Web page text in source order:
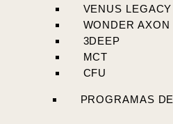
VENUS LEGACY
WONDER AXON
3DEEP
MCT
CFU
PROGRAMAS